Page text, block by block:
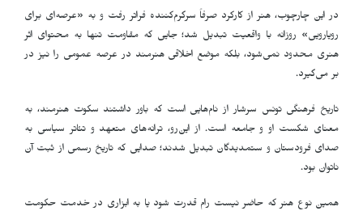
در این چارچوب، هنر از کارکرد صرفاً سرگرم‌کننده فراتر رفت و به «عرصه‌ای برای
رویارویی» روزانه با واقعیت تبدیل شد؛ جایی که مقاومت تنها به محتوای اثر
هنری محدود نمی‌شود، بلکه موضع اخلاقی هنرمند در عرصه عمومی را نیز در
بر می‌گیرد.
تاریخ فرهنگی تونس سرشار از نام‌هایی است که باور داشتند سکوت هنرمند، به
معنای شکست او و جامعه است. از این‌رو، ترانه‌های متعهد و تئاتر سیاسی به
صدای فرودستان و ستمدیدگان تبدیل شدند؛ صدایی که تاریخ رسمی از ثبت آن
ناتوان بود.
همین نوع هنر که حاضر نیست رام قدرت شود یا به ابزاری در خدمت حکومت